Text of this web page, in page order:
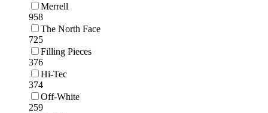
Merrell
958
The North Face
725
Filling Pieces
376
Hi-Tec
374
Off-White
259